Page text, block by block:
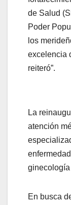
de Salud
Poder
los
excelencia
reiteró”.
La
atención
ginecología
En busca